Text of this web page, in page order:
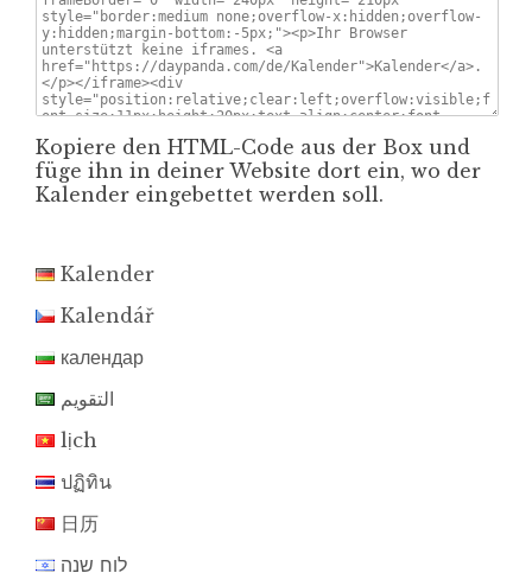
Kopiere den HTML-Code aus der Box und
füge ihn in deiner Website dort ein, wo der
Kalender eingebettet werden soll.
Kalender
Kalendář
календар
التقويم
lịch
ปฏิทิน
日历
לוח שנה